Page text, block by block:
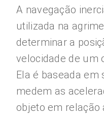
A navegação
utilizada na
determinar a
velocidade de um
Ela é baseada em
medem as
objeto em relação